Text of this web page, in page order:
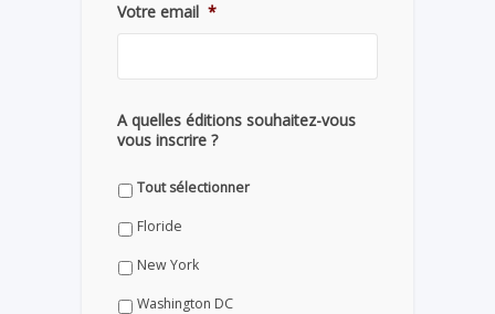
Votre email *
A quelles éditions souhaitez-vous
vous inscrire ?
Tout sélectionner
Floride
New York
Washington DC